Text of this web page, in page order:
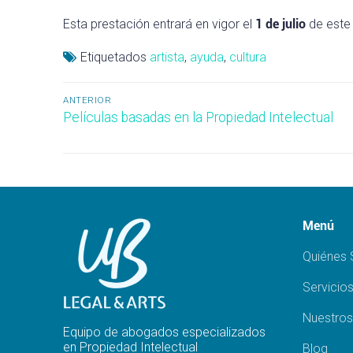
Esta prestación entrará en vigor el 1 de julio de
Etiquetados artista, ayuda, cultura
Navegación
de
ANTERIOR
Entrada
Películas basadas en la Propiedad Intelectual
Equipo de abogados especializados
en Propiedad Intelectual
Menú
Quiénes
Servicios
Blog